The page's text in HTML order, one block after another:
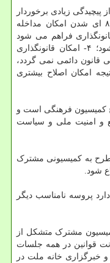
پیچیدگی زیادی برخوردار
است؛ ۲- ذی نفعان زیادی دارند؛ ۳- با ۸۵ ای شدن امکان مداخله
فراهم می شود
ولی در غیر آن این امکان فراهم نمی شود؛ ۴- امکان قانونگذاری
می شود؛ ۵- متن نهایی قانون دائمی نمی گردد،
۵سال) و در نتیجه امکان اصلاح بیشتری
کمیسیون فرهنگی است و
و امنیت ملی و سیاست
است که طرح به کمیسیونی مشترک
شود.
دارد پروسه نامناسب دیگر
اصل ۸۵ شدن: ۱. به کمیسیون مشترک متشکل از
۲. نماینده معاونت قوانین در همه جلسات
رسانه ملی و خبرگزاری خانه ملت در